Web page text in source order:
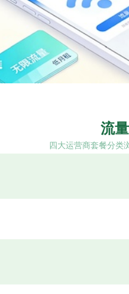
流
四大运营商套餐分类